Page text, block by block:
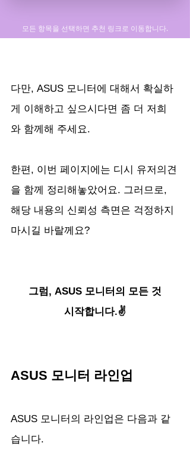
다만, ASUS 모니터에 대해서 확실하
게 이해하고 싶으시다면 좀 더 저희
와 함께해 주세요.
한편, 이번 페이지에는 디시 유저의견
을 함께 정리해놓았어요. 그러므로,
해당 내용의 신뢰성 측면은 걱정하지
마시길 바랄께요?
그럼, ASUS 모니터의 모든 것
시작합니다.✌️
ASUS 모니터 라인업
ASUS 모니터의 라인업은 다음과 같
습니다.